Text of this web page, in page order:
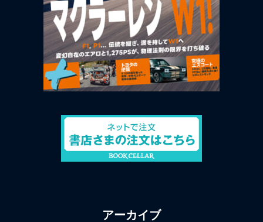
アーカイブ